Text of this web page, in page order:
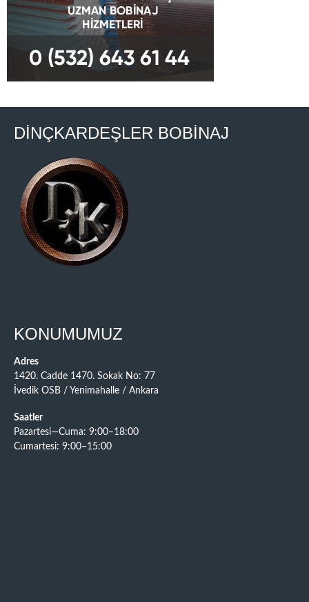
DİNÇKARDEŞLER BOBİNAJ
KONUMUMUZ
Adres
1420. Cadde 1470. Sokak No: 77
İvedik OSB / Yenimahalle / Ankara
Saatler
Pazartesi—Cuma: 9:00–18:00
Cumartesi: 9:00–15:00